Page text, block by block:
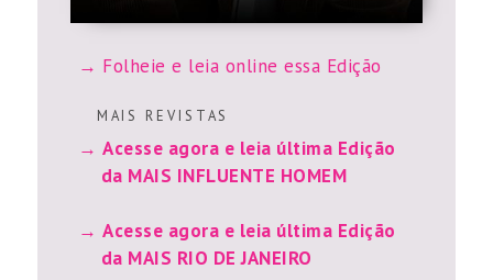
Folheie e leia online essa Edição
M A I S R E V I S T A S
Acesse agora e leia última Edição
da MAIS INFLUENTE HOMEM
Acesse agora e leia última Edição
da MAIS RIO DE JANEIRO